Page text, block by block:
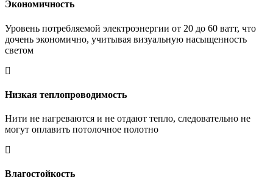
Экономичность
Уровень потребляемой электроэнергии от 20 до 60 ватт, что
дочень экономично, учитывая визуальную насыщенность
светом
Низкая теплопроводимость
Нити не нагреваются и не отдают тепло, следовательно не
могут оплавить потолочное полотно
Влагостойкость